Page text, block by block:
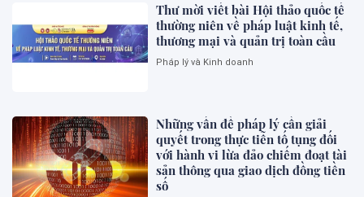
Thư mời viết bài Hội thảo quốc tế
thường niên về pháp luật kinh tế,
thương mại và quản trị toàn cầu
Pháp lý và Kinh doanh
Những vấn đề pháp lý cần giải
quyết trong thực tiễn tố tụng đối
với hành vi lừa đảo chiếm đoạt tài
sản thông qua giao dịch đồng tiền
số